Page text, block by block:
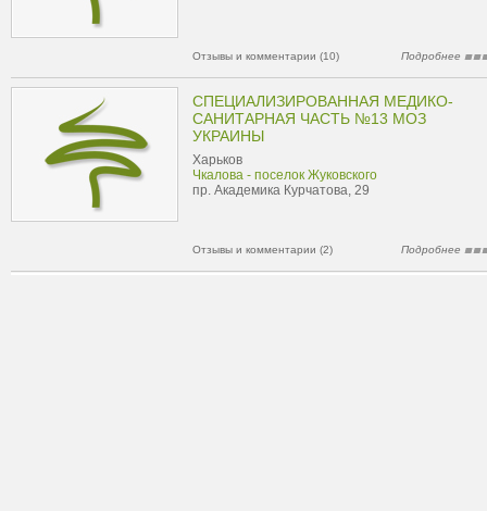
Отзывы и комментарии (10) Подробнее
СПЕЦИАЛИЗИРОВАННАЯ МЕДИКО-
САНИТАРНАЯ ЧАСТЬ №13 МОЗ
УКРАИНЫ
Харьков
Чкалова - поселок Жуковского
пр. Академика Курчатова, 29
Отзывы и комментарии (2) Подробнее